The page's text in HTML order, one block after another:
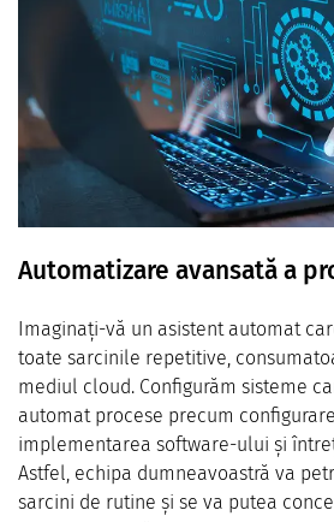
Automatizare avansată a
Imaginați-vă un asistent automat
toate sarcinile repetitive,
mediul cloud. Configurăm sisteme
automat procese precum
implementarea software-ului și
Astfel, echipa dumneavoastră va
sarcini de rutine și se va putea